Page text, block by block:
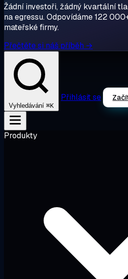
Žádní investoři, žádný kvartální
na egressu. Odpovídáme 122
mateřské firmy.
Přečtěte si náš příběh →
Vyhledávání ⌘K
Přihlásit se
Produkty